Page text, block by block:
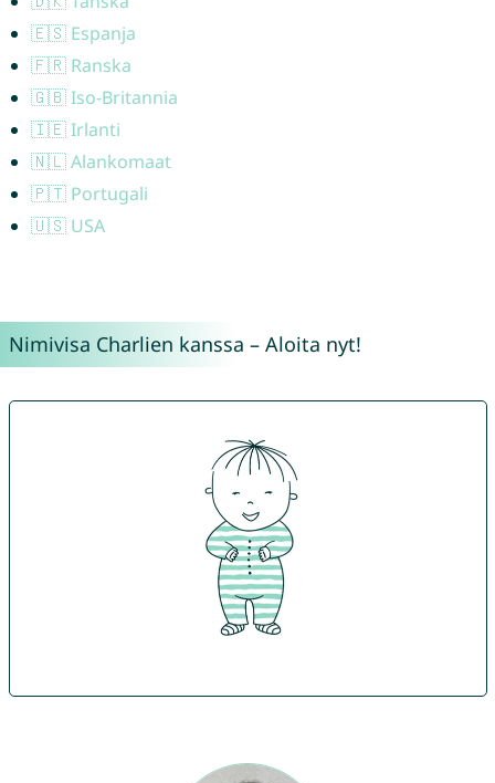
🇪🇸 Espanja
🇫🇷 Ranska
🇬🇧 Iso-Britannia
🇮🇪 Irlanti
🇳🇱 Alankomaat
🇵🇹 Portugali
🇺🇸 USA
Nimivisa Charlien kanssa – Aloita nyt!